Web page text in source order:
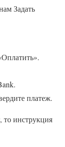
Задать
платеж.
то инструкция